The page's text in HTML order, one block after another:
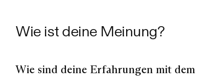
Wie ist deine Meinung?
Wie sind deine Erfahrungen mit dem